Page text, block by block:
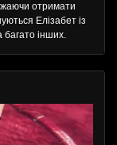
отримати
Елізабет із
багато інших.